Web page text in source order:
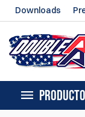
Downloads